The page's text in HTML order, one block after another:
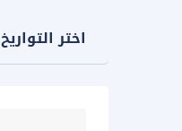
اختر التواريخ